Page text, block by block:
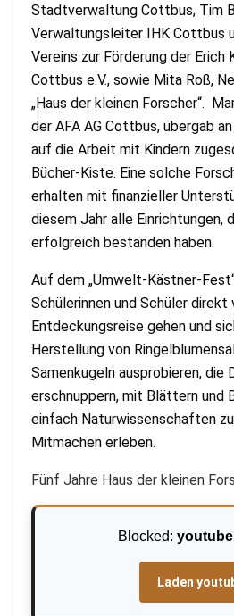
Stadtverwaltung Cottbus, Tim
Verwaltungsleiter IHK Cottbus
Vereins zur Förderung der Erich
Cottbus e.V., sowie Mita Roß,
„Haus der kleinen Forscher“.
der AFA AG Cottbus, übergab
auf die Arbeit mit Kindern
Bücher-Kiste. Eine solche
erhalten mit finanzieller
diesem Jahr alle Einrichtungen,
erfolgreich bestanden haben.
Auf dem „Umwelt-Kästner-
Schülerinnen und Schüler direkt
Entdeckungsreise gehen und
Herstellung von
Samenkugeln ausprobieren, die
erschnuppern, mit Blättern und
einfach Naturwissenschaften
Mitmachen erleben.
Fünf Jahre Haus der kleinen
Blocked: youtube
Laden